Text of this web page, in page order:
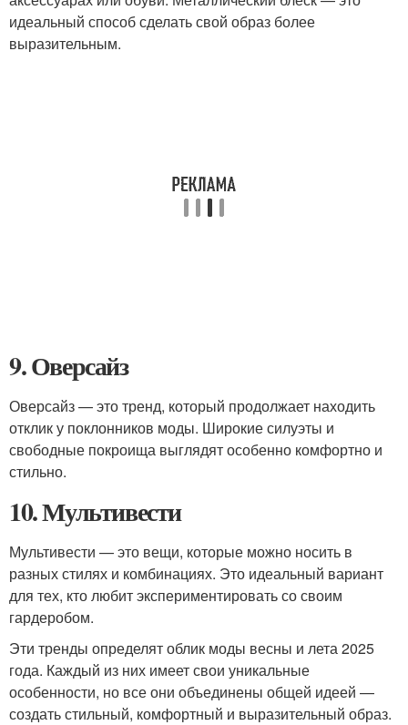
идеальный способ сделать свой образ более
выразительным.
9. Оверсайз
Оверсайз — это тренд, который продолжает находить
отклик у поклонников моды. Широкие силуэты и
свободные покроища выглядят особенно комфортно и
стильно.
10. Мультивести
Мультивести — это вещи, которые можно носить в
разных стилях и комбинациях. Это идеальный вариант
для тех, кто любит экспериментировать со своим
гардеробом.
Эти тренды определят облик моды весны и лета 2025
года. Каждый из них имеет свои уникальные
особенности, но все они объединены общей идеей —
создать стильный, комфортный и выразительный образ.